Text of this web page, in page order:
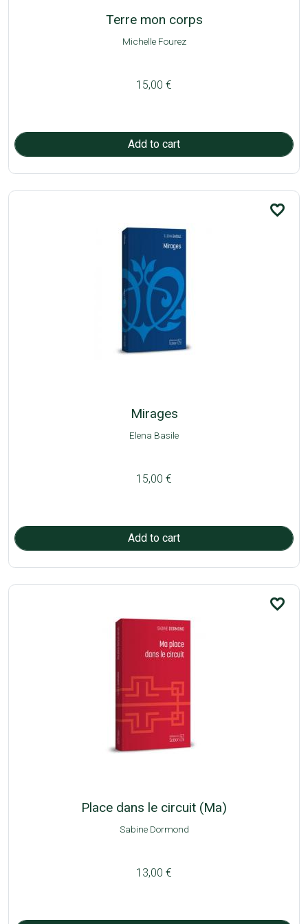
Terre mon corps
Michelle Fourez
15,00 €
favorite_border
Mirages
Elena Basile
15,00 €
favorite_border
Place dans le circuit (Ma)
Sabine Dormond
13,00 €